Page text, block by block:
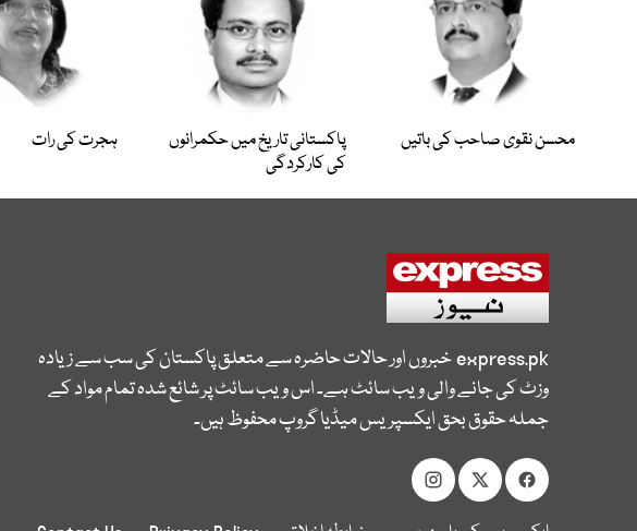
محسن نقوی صاحب کی باتیں
پاکستانی تاریخ میں حکمرانوں
کی کارکردگی
ہجرت کی رات
express.pkخبروں اور حالات حاضرہ سے متعلق پاکستان کی سب سے زیادہ
وزٹ کی جانے والی ویب سائٹ ہے۔ اس ویب سائٹ پر شائع شدہ تمام مواد کے
جملہ حقوق بحق ایکسپریس میڈیا گروپ محفوظ ہیں۔